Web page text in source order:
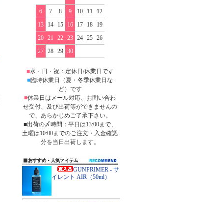
6
7 8 9 10 11
12
13
14 15 16 17 18
19
20
21 22 23 24 25
26
27
28 29 30
■水・日・祝：定休日/休業日です
■臨時休業日（夏・冬季休業日な
ど）です
■休業日はメール対応、お問い合わ
せ受付、及び出荷等ができませんの
で、あらかじめご了承下さい。
■出荷の〆時間：平日は13:00まで、
土曜は10:00までのご注文・入金確認
分を当日出荷します。
GUNPRIMER - サ
イレント AIR（50ml）